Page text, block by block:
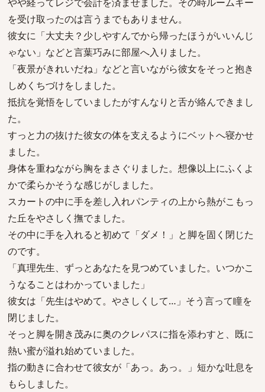
を受け取ったのは言うまでもありません。
彼女に「大丈夫？少しやすんでから帰ったほうがいいんじ
ゃない」などと言葉巧みに部屋へ入りました。
「夜景がきれいだね」などと言いながら彼女をそっと抱き
しめくちづけをしました。
抵抗を覚悟をしていましたがすんなりと舌が絡んできまし
た。
すっと力の抜けた彼女の体を支えるようにベットへ寝かせ
ました。
身体を重ねながら胸をまさぐりました。想像以上にふくよ
かで柔らかそうな感じがしました。
スカートの中に手を差し入れパンティの上から熱がこもっ
た丘をやさしく撫でました。
その中に手を入れると初めて「ダメ！」と脚を固く閉じた
のです。
「真理先生、ずっとあなたを見つめていました。いつかこ
うなることはわかっていました」
彼女は「先生はやめて。やさしくして…」そう言って瞳を
閉じました。
そっと脚を開き茂みに奥のクレパスに指を添わすと、既に
熱い蜜が溢れ始めていました。
指の動きに合わせて彼女が「あっ。あっ。」短かな吐息を
もらしました。